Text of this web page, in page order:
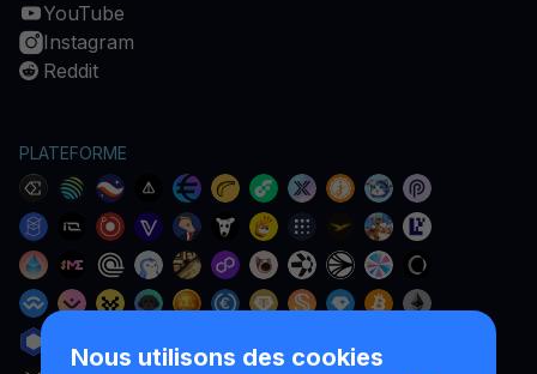
Nous utilisons des cookies
YouTube
Instagram
Reddit
PLATEFORME